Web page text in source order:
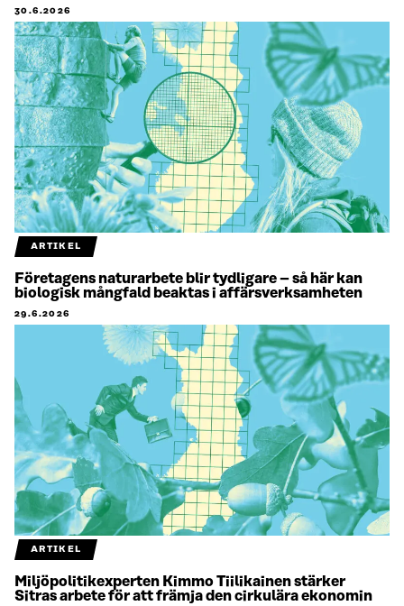
30.6.2026
ARTIKEL
Företagens naturarbete blir tydligare – så här kan
biologisk mångfald beaktas i affärsverksamheten
29.6.2026
ARTIKEL
Miljöpolitikexperten Kimmo Tiilikainen stärker
Sitras arbete för att främja den cirkulära ekonomin